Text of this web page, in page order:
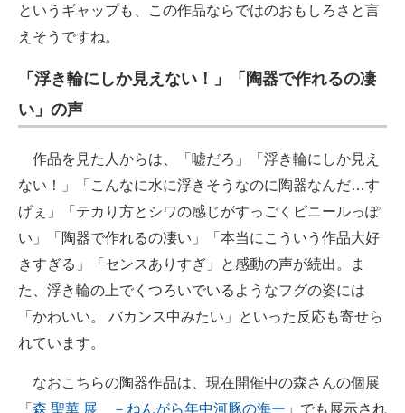
というギャップも、この作品ならではのおもしろさと言
えそうですね。
「浮き輪にしか見えない！」「陶器で作れるの凄
い」の声
作品を見た人からは、「嘘だろ」「浮き輪にしか見え
ない！」「こんなに水に浮きそうなのに陶器なんだ…す
げぇ」「テカり方とシワの感じがすっごくビニールっぽ
い」「陶器で作れるの凄い」「本当にこういう作品大好
きすぎる」「センスありすぎ」と感動の声が続出。ま
た、浮き輪の上でくつろいでいるようなフグの姿には
「かわいい。 バカンス中みたい」といった反応も寄せら
れています。
なおこちらの陶器作品は、現在開催中の森さんの個展
「 森 聖華 展 －ねんがら年中河豚の海ー 」でも展示され